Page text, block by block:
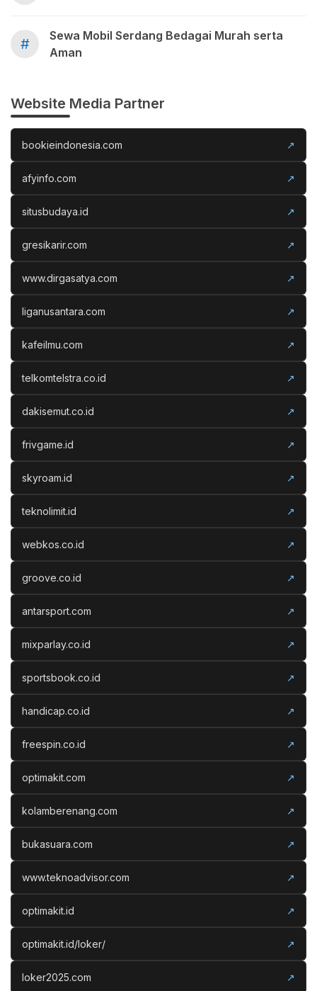
#
Sewa Mobil Serdang Bedagai Murah serta
Aman
Website Media Partner
bookieindonesia.com ↗
afyinfo.com ↗
situsbudaya.id ↗
gresikarir.com ↗
www.dirgasatya.com ↗
liganusantara.com ↗
kafeilmu.com ↗
telkomtelstra.co.id ↗
dakisemut.co.id ↗
frivgame.id ↗
skyroam.id ↗
teknolimit.id ↗
webkos.co.id ↗
groove.co.id ↗
antarsport.com ↗
mixparlay.co.id ↗
sportsbook.co.id ↗
handicap.co.id ↗
freespin.co.id ↗
optimakit.com ↗
kolamberenang.com ↗
bukasuara.com ↗
www.teknoadvisor.com ↗
optimakit.id ↗
optimakit.id/loker/ ↗
loker2025.com ↗